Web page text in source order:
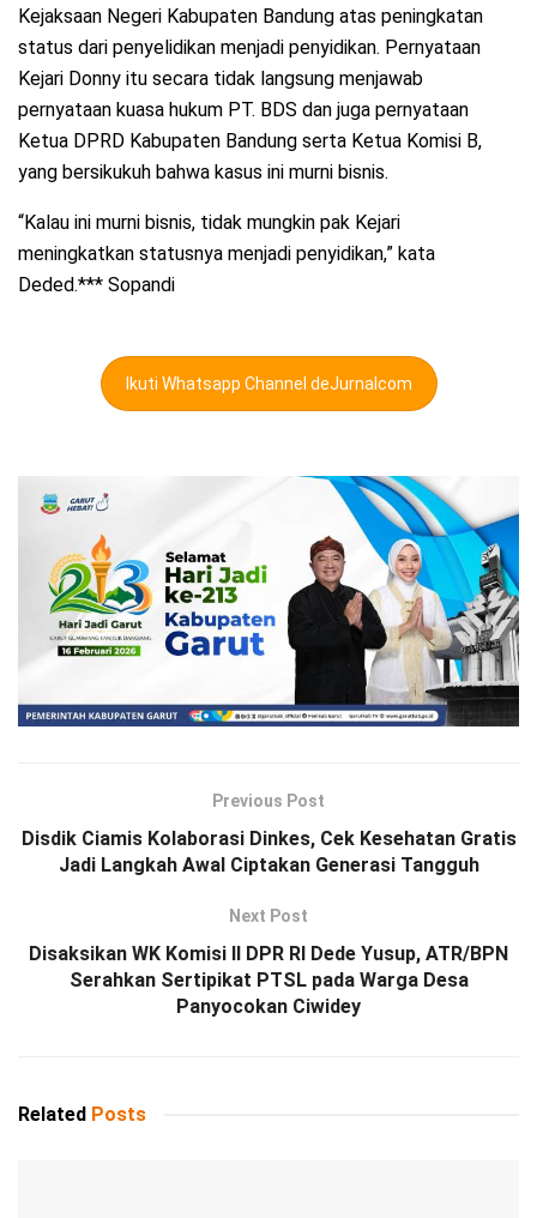
Kejaksaan Negeri Kabupaten Bandung atas peningkatan
status dari penyelidikan menjadi penyidikan. Pernyataan
Kejari Donny itu secara tidak langsung menjawab
pernyataan kuasa hukum PT. BDS dan juga pernyataan
Ketua DPRD Kabupaten Bandung serta Ketua Komisi B,
yang bersikukuh bahwa kasus ini murni bisnis.
“Kalau ini murni bisnis, tidak mungkin pak Kejari
meningkatkan statusnya menjadi penyidikan,” kata
Deded.*** Sopandi
Ikuti Whatsapp Channel deJurnalcom
Previous Post
Disdik Ciamis Kolaborasi Dinkes, Cek Kesehatan Gratis
Jadi Langkah Awal Ciptakan Generasi Tangguh
Next Post
Disaksikan WK Komisi II DPR RI Dede Yusup, ATR/BPN
Serahkan Sertipikat PTSL pada Warga Desa
Panyocokan Ciwidey
Related Posts